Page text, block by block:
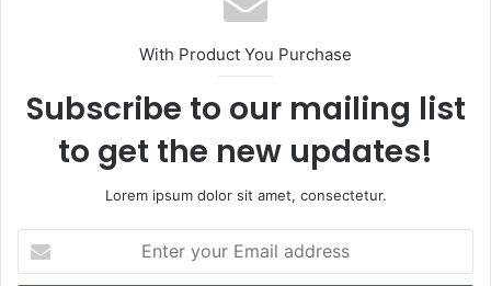
With Product You Purchase
Subscribe to our mailing list
to get the new updates!
Lorem ipsum dolor sit amet, consectetur.
your